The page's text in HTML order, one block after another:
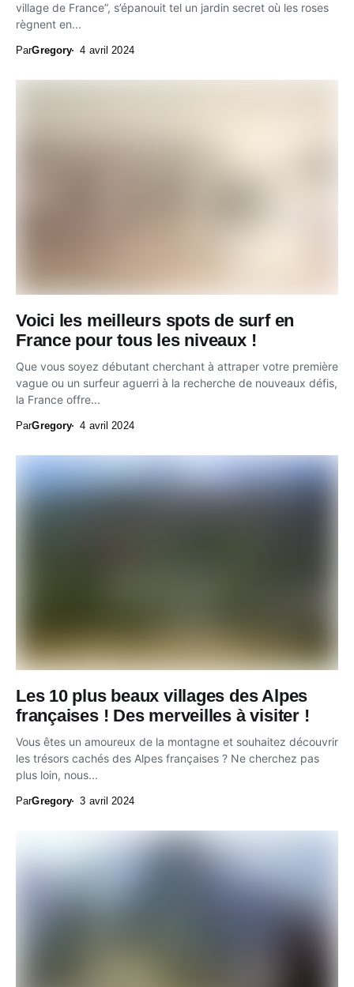
village de France”, s’épanouit tel un jardin secret où les roses
règnent en...
ParGregory 4 avril 2024
Voici les meilleurs spots de surf en
France pour tous les niveaux !
Que vous soyez débutant cherchant à attraper votre première
vague ou un surfeur aguerri à la recherche de nouveaux défis,
la France offre...
ParGregory 4 avril 2024
Les 10 plus beaux villages des Alpes
françaises ! Des merveilles à visiter !
Vous êtes un amoureux de la montagne et souhaitez découvrir
les trésors cachés des Alpes françaises ? Ne cherchez pas
plus loin, nous...
ParGregory 3 avril 2024